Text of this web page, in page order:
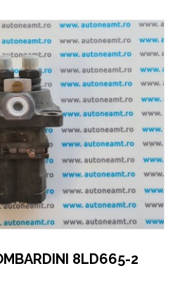
8LD665-2